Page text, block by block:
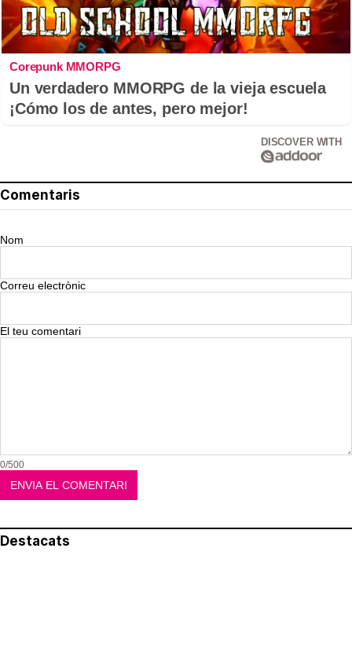
Corepunk MMORPG
Un verdadero MMORPG de la vieja escuela
¡Cómo los de antes, pero mejor!
DISCOVER WITH
Comentaris
Nom
Correu electrònic
El teu comentari
0/500
Destacats